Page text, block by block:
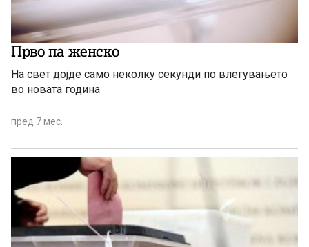
Прво па женско
На свет дојде само неколку секунди по влегувањето
во новата година
пред 7 мес.